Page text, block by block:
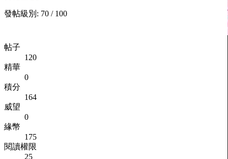
發帖級別: 70 / 100
帖子
120
精華
0
積分
164
威望
0
緣幣
175
閱讀權限
25